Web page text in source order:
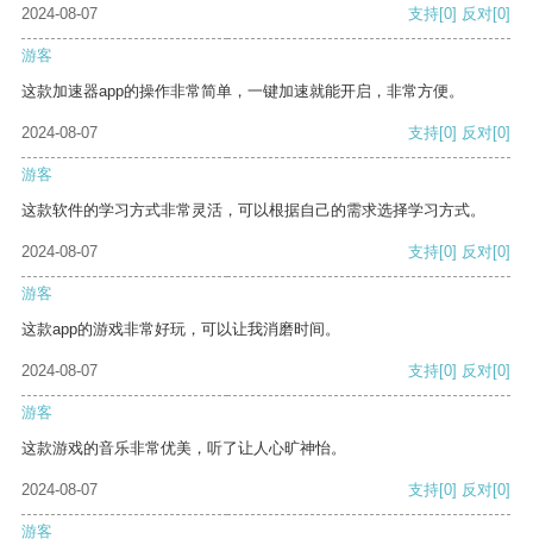
2024-08-07
支持[0] 反对[0]
游客
这款加速器app的操作非常简单，一键加速就能开启，非常方便。
2024-08-07 支持[0] 反对[0]
游客
这款软件的学习方式非常灵活，可以根据自己的需求选择学习方式。
2024-08-07 支持[0] 反对[0]
游客
这款app的游戏非常好玩，可以让我消磨时间。
2024-08-07 支持[0] 反对[0]
游客
这款游戏的音乐非常优美，听了让人心旷神怡。
2024-08-07 支持[0] 反对[0]
游客